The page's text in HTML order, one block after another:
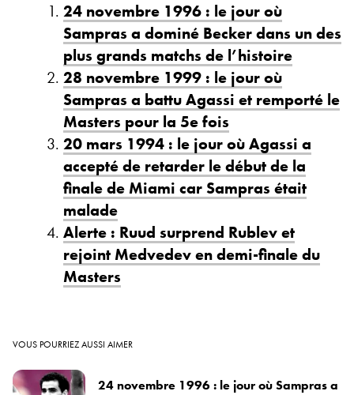
24 novembre 1996 : le jour où
Sampras a dominé Becker dans un des
plus grands matchs de l’histoire
28 novembre 1999 : le jour où
Sampras a battu Agassi et remporté le
Masters pour la 5e fois
20 mars 1994 : le jour où Agassi a
accepté de retarder le début de la
finale de Miami car Sampras était
malade
Alerte : Ruud surprend Rublev et
rejoint Medvedev en demi-finale du
Masters
VOUS POURRIEZ AUSSI AIMER
24 novembre 1996 : le jour où Sampras a